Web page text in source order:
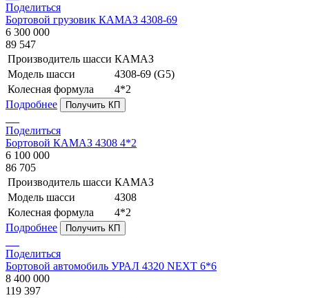
Поделиться
Бортовой грузовик КАМАЗ 4308-69
6 300 000
89 547
Производитель шасси КАМАЗ
Модель шасси
4308-69 (G5)
Колесная формула
4*2
Подробнее
Получить КП
Поделиться
Бортовой КАМАЗ 4308 4*2
6 100 000
86 705
Производитель шасси КАМАЗ
Модель шасси
4308
Колесная формула
4*2
Подробнее
Получить КП
Поделиться
Бортовой автомобиль УРАЛ 4320 NEXT 6*6
8 400 000
119 397